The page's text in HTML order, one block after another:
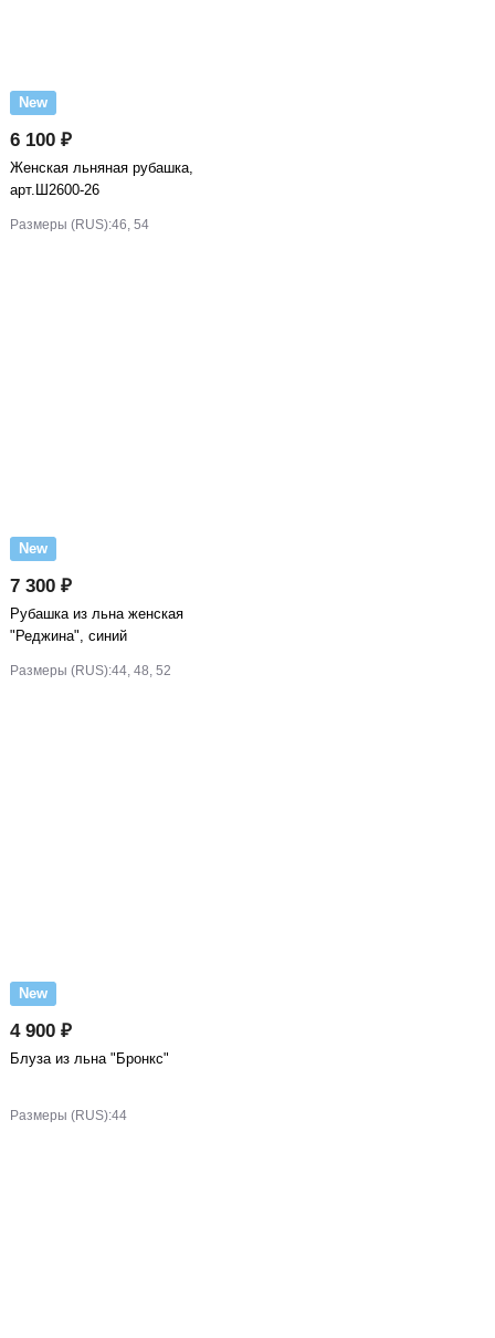
New
6 100 ₽
Женская льняная рубашка,
арт.Ш2600-26
Размеры (RUS):46, 54
New
7 300 ₽
Рубашка из льна женская
"Реджина", синий
Размеры (RUS):44, 48, 52
New
4 900 ₽
Блуза из льна "Бронкс"
Размеры (RUS):44